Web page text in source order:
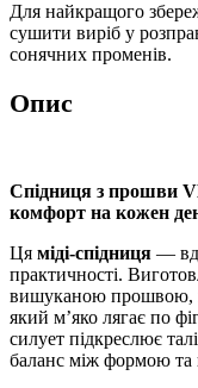
Для найкращого
сушити виріб у
сонячних променів.
Опис
Спідниця з прошви
комфорт на кожен
Ця міді-спідниця —
практичності.
вишуканою прошвою,
який м’яко лягає по
силует підкреслює
баланс між формою та